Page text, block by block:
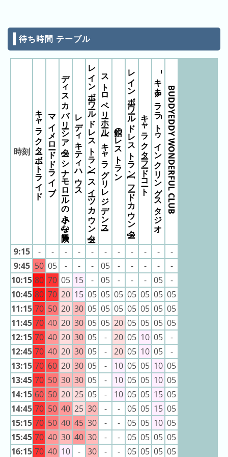
グ
去
年
キ
ン
グ
ン
グ
キ
ン
グ
昨
日
の
ラ
ン
キ
ン
グ
今
月
の
ラ
ン
キ
待ち時間 テーブル
時刻 キャラクターボートライドマイメロードドライブディスカバリーシアター[シナモロールの小さな大冒険]レディキティハウスレインボーワールドレストラン [スイーツカウンター]ストロベリーホール [キャラグリレジデンス]館のレストランレインボーワールドレストラン [フードカウンター]キャラクターフードコート‾キキ&ララ‾トゥインクリングスタジオBUDDYEDDY WONDERFUL CLUB
9:15 - - - - - - - - - -
-
9:45 50 05 - - - 05 - - - -
-
10:15 80 70 05 15 - 05 - - - 05
-
10:45 80 70 20 15 05 05 05 05 05 05 05
11:15 70 50 20 30 05 05 05 05 05 05 05
11:45 70 40 20 30 05 05 20 05 05 05 05
12:15 70 40 20 30 05 - 20 05 10 05
-
12:45 70 40 20 30 05 - 20 05 10 05
-
13:15 70 60 20 30 05 - 10 05 05 10 05
13:45 70 50 30 30 05 - 10 05 05 10 05
14:15 60 50 20 25 05 - 10 05 05 15 05
14:45 70 50 40 25 30 - - 05 05 15 05
15:15 70 50 40 45 30 - - 05 05 10 05
15:45 70 40 30 40 30 - - 05 05 05 05
16:15 70 40 10 - 30 - - 05 05 05 05